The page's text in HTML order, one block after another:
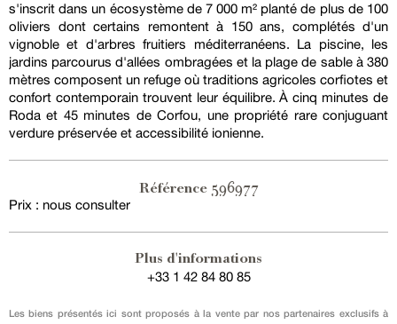
s'inscrit dans un écosystème de 7 000 m² planté de plus de 100
oliviers dont certains remontent à 150 ans, complétés d'un
vignoble et d'arbres fruitiers méditerranéens. La piscine, les
jardins parcourus d'allées ombragées et la plage de sable à 380
mètres composent un refuge où traditions agricoles corfiotes et
confort contemporain trouvent leur équilibre. À cinq minutes de
Roda et 45 minutes de Corfou, une propriété rare conjuguant
verdure préservée et accessibilité ionienne.
Référence 596977
Prix : nous consulter
Plus d'informations
+33 1 42 84 80 85
Les biens présentés ici sont proposés à la vente par nos partenaires exclusifs à